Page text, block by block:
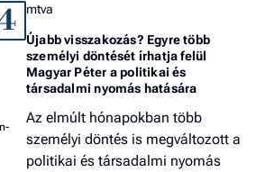
mtva
Újabb visszakozás? Egyre több
személyi döntését írhatja felül
Magyar Péter a politikai és
társadalmi nyomás hatására
Az elmúlt hónapokban több
személyi döntés is megváltozott a
politikai és társadalmi nyomás